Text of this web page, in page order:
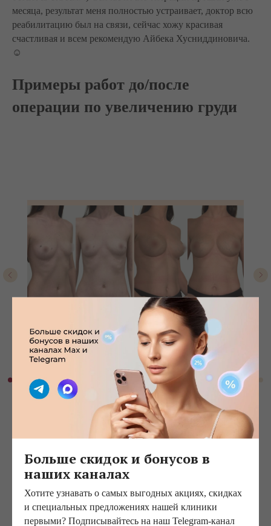
Больше скидок и бонусов в
наших каналах
Хотите узнавать о самых выгодных акциях, скидках
и специальных предложениях нашей клиники
первыми? Подписывайтесь на наш Telegram-канал
месяца, результат меня полностью устраивает, доктор всю
реабилитацию был на связи, сейчас хожу красивая
счастливая и всем рекомендую Айбека Хусниддиновича.
☺️
Примеры работ до/после
операции по увеличению груди
Увеличение груди, 3 года после операции,
работаСилкиной Кристины Александровны
Другие статьи